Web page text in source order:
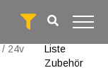
/ 24v
Liste
Zubehör